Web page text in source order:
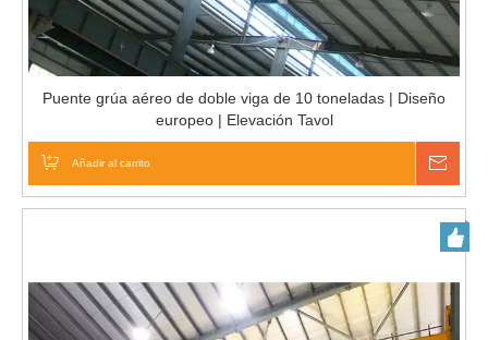
Puente grúa aéreo de doble viga de 10 toneladas | Diseño
europeo | Elevación Tavol
Añadir al carrito